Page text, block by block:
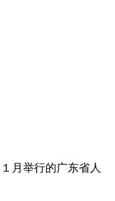
月举行的广东省人